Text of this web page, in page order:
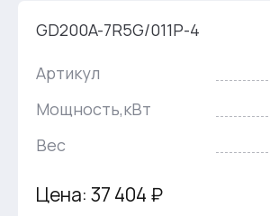
GD200A-7R5G/011P-4
Артикул
Мощность,кВт
Вес
Цена: 37 404 ₽